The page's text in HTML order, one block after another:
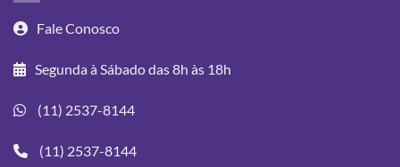
Fale Conosco
Segunda à Sábado das 8h às 18h
(11) 2537-8144
(11) 2537-8144